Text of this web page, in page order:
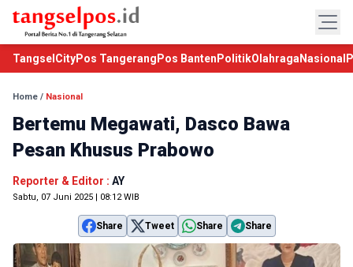
TangselCityPos Tangerang Pos Banten PolitikOlahraga Nasional
Home / Nasional
Bertemu Megawati, Dasco Bawa
Pesan Khusus Prabowo
Reporter & Editor : AY
Sabtu, 07 Juni 2025 | 08:12 WIB
Share Tweet Share Share